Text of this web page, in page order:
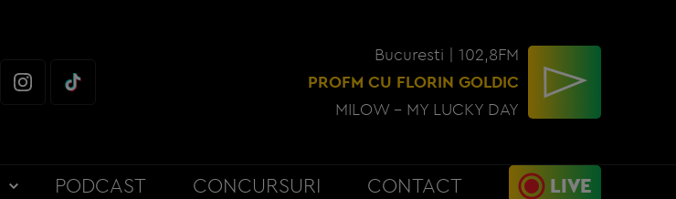
Bucuresti | 102,8FM
PROFM CU FLORIN GOLDIC
MILOW - MY LUCKY DAY
PODCAST CONCURSURI CONTACT LIVE